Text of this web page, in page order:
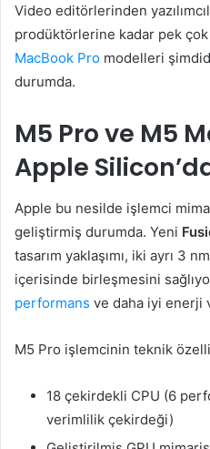
Video editörlerinden
prodüktörlerine kadar pek
MacBook Pro modelleri
durumda.
M5 Pro ve M5
Apple
Apple bu nesilde işlemci
geliştirmiş durumda. Yeni
tasarım yaklaşımı, iki ayrı 3
içerisinde birleşmesini
performans ve daha iyi enerji
M5 Pro işlemcinin teknik
18 çekirdekli CPU (6
verimlilik çekirdeği)